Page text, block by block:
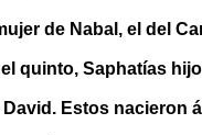
de Nabal, el del
quinto, Saphatías
Estos nacieron